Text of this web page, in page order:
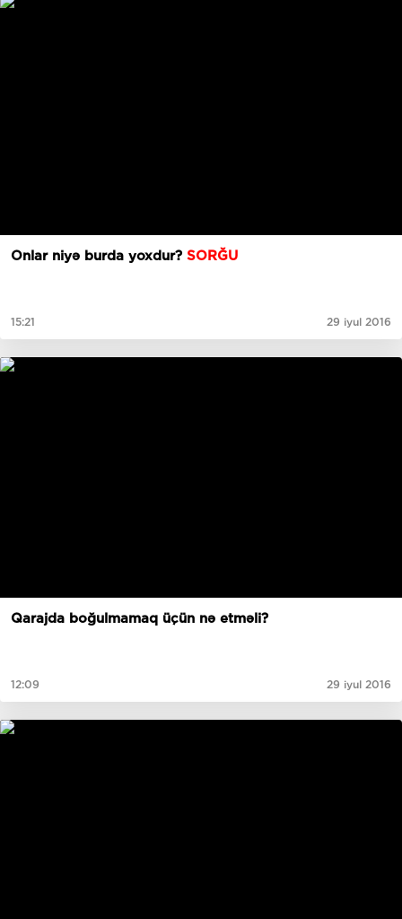
Onlar niyə burda yoxdur? SORĞU
15:21 29 iyul 2016
Qarajda boğulmamaq üçün nə etməli?
12:09 29 iyul 2016